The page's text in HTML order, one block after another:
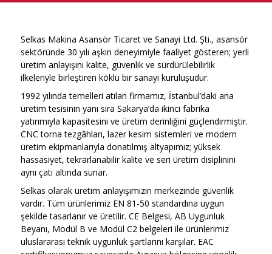
Selkas Makina Asansör Ticaret ve Sanayi Ltd. Şti., asansör
sektöründe 30 yılı aşkın deneyimiyle faaliyet gösteren; yerli
üretim anlayışını kalite, güvenlik ve sürdürülebilirlik
ilkeleriyle birleştiren köklü bir sanayi kuruluşudur.
1992 yılında temelleri atılan firmamız, İstanbul’daki ana
üretim tesisinin yanı sıra Sakarya’da ikinci fabrika
yatırımıyla kapasitesini ve üretim derinliğini güçlendirmiştir.
CNC torna tezgâhları, lazer kesim sistemleri ve modern
üretim ekipmanlarıyla donatılmış altyapımız; yüksek
hassasiyet, tekrarlanabilir kalite ve seri üretim disiplinini
aynı çatı altında sunar.
Selkas olarak üretim anlayışımızın merkezinde güvenlik
vardır. Tüm ürünlerimiz EN 81-50 standardına uygun
şekilde tasarlanır ve üretilir. CE Belgesi, AB Uygunluk
Beyanı, Modül B ve Modül C2 belgeleri ile ürünlerimiz
uluslararası teknik uygunluk şartlarını karşılar. EAC